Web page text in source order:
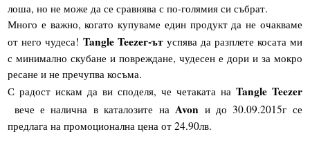
лоша, но не може да се сравнява с по-голямия си събрат.
Много е важно, когато купуваме един продукт да не очакваме
от него чудеса!Tangle Teezer-ът успява да разплете косата ми
с минимално скубане и повреждане, чудесен е дори и за мокро
ресане и не пречупва косъма.
С радост искам да ви споделя, че четаката на Tangle Teezer
вече е налична в каталозите на Avon и до 30.09.2015г се
предлага на промоционална цена от 24.90лв.